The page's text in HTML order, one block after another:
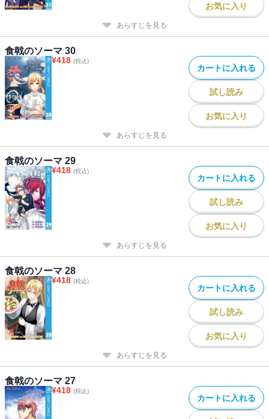
お気に入り
あらすじを見る
食戟のソーマ 30
¥418 (税込)
カートに入れる
試し読み
お気に入り
あらすじを見る
食戟のソーマ 29
¥418 (税込)
カートに入れる
試し読み
お気に入り
あらすじを見る
食戟のソーマ 28
¥418 (税込)
カートに入れる
試し読み
お気に入り
あらすじを見る
食戟のソーマ 27
¥418 (税込)
カートに入れる